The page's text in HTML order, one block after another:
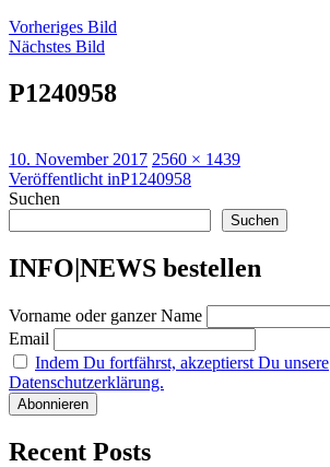
Vorheriges Bild
Nächstes Bild
P1240958
Veröffentlicht
am
10. November 2017 Originalgröße
2560 × 1439
Beitragsnavigation
Veröffentlicht inP1240958
Suchen
Suchen
INFO|NEWS bestellen
Vorname oder ganzer Name
Email
Indem Du fortfährst, akzeptierst Du unsere
Datenschutzerklärung.
Recent Posts